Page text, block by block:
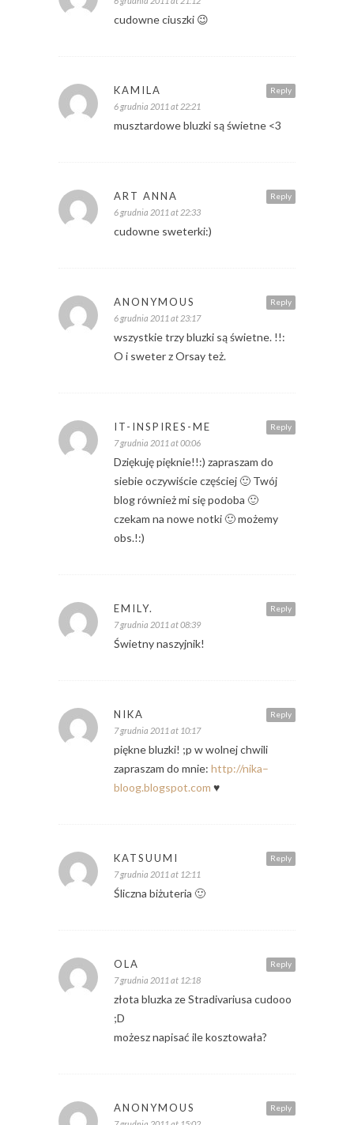
cudowne ciuszki 😉
Reply
KAMILA
6 grudnia 2011 at 22:21
musztardowe bluzki są świetne <3
Reply
ART ANNA
6 grudnia 2011 at 22:33
cudowne sweterki:)
Reply
ANONYMOUS
6 grudnia 2011 at 23:17
wszystkie trzy bluzki są świetne. !!:
O i sweter z Orsay też.
Reply
IT-INSPIRES-ME
7 grudnia 2011 at 00:06
Dziękuję pięknie!!:) zapraszam do
siebie oczywiście częściej 🙂 Twój
blog również mi się podoba 🙂
czekam na nowe notki 🙂 możemy
obs.!:)
Reply
EMILY.
7 grudnia 2011 at 08:39
Świetny naszyjnik!
Reply
NIKA
7 grudnia 2011 at 10:17
piękne bluzki! ;p w wolnej chwili
zapraszam do mnie: http://nika–
bloog.blogspot.com ♥
Reply
KATSUUMI
7 grudnia 2011 at 12:11
Śliczna biżuteria 🙂
Reply
OLA
7 grudnia 2011 at 12:18
złota bluzka ze Stradivariusa cudooo
;D
możesz napisać ile kosztowała?
Reply
ANONYMOUS